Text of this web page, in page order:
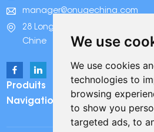
We use
We use cookies
technologies to
browsing
to show you
targeted ads, to
manager@onugechina.com
28 Longhai Road, parc industriel
Chine
Produits
Navigation